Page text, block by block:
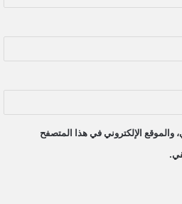
والموقع الإلكتروني في هذا المتصفح